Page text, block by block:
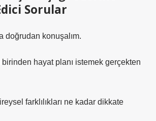
Sorular
doğrudan konuşalım.
birinden hayat planı istemek gerçekten
farklılıkları ne kadar dikkate